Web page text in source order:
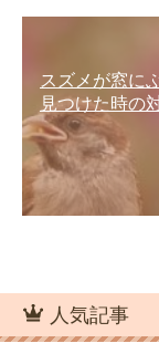
スズメが窓に
見つけた時の
人気記事